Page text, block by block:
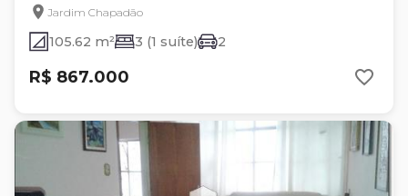
Jardim Chapadão
105.62 m² 3 (1 suíte) 2
R$ 867.000